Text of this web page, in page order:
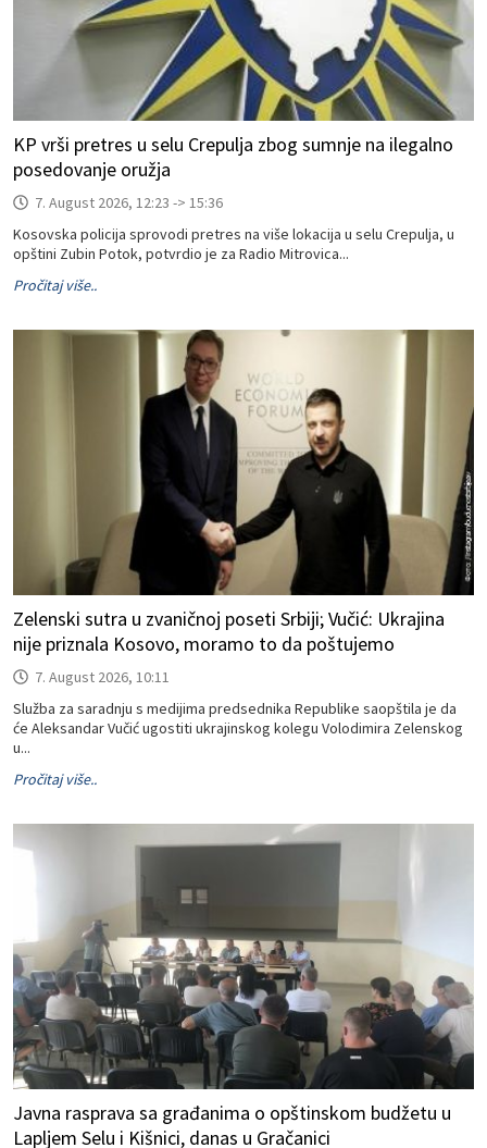
KP vrši pretres u selu Crepulja zbog sumnje na ilegalno
posedovanje oružja
7. August 2026, 12:23 -> 15:36
Kosovska policija sprovodi pretres na više lokacija u selu Crepulja, u
opštini Zubin Potok, potvrdio je za Radio Mitrovica...
Pročitaj više..
Zelenski sutra u zvaničnoj poseti Srbiji; Vučić: Ukrajina
nije priznala Kosovo, moramo to da poštujemo
7. August 2026, 10:11
Služba za saradnju s medijima predsednika Republike saopštila je da
će Aleksandar Vučić ugostiti ukrajinskog kolegu Volodimira Zelenskog
u...
Pročitaj više..
Javna rasprava sa građanima o opštinskom budžetu u
Lapljem Selu i Kišnici, danas u Gračanici